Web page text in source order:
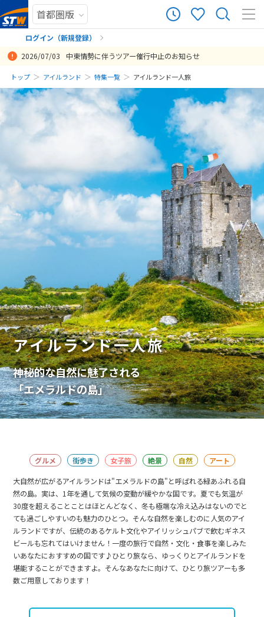
ログイン（新規登録）
まだ履歴がありません
まだ登録がありません
2026/07/03 中東情勢に伴うツアー催行中止のお知らせ
トップ アイルランド 特集一覧 アイルランド一人旅
アイルランド一人旅
神秘的な自然に魅了される
「エメラルドの島」
グルメ 街歩き 女子旅 絶景 自然 アート
大自然が広がるアイルランドは"エメラルドの島"と呼ばれる緑あふれる自
然の島。実は、1年を通して気候の変動が緩やかな国です。夏でも気温が
30度を超えることことはほとんどなく、冬も極端な冷え込みはないのでと
ても過ごしやすいのも魅力のひとつ。そんな自然を楽しむのに人気のアイ
ルランドですが、伝統のあるケルト文化やアイリッシュパブで飲むギネス
ビールも忘れてはいけません！一度の旅行で自然・文化・食事を楽しみた
いあなたにおすすめの国です♪ひとり旅なら、ゆっくりとアイルランドを
堪能することができますよ。そんなあなたに向けて、ひとり旅ツアーも多
数ご用意しております！